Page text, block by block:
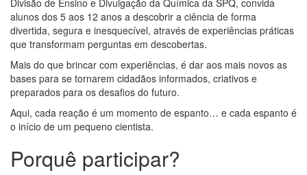
alunos dos 5 aos 12 anos a descobrir a ciência de forma
divertida, segura e inesquecível, através de experiências práticas
que transformam perguntas em descobertas.
Mais do que brincar com experiências, é dar aos mais novos as
bases para se tornarem cidadãos informados, criativos e
preparados para os desafios do futuro.
Aqui, cada reação é um momento de espanto… e cada espanto é
o início de um pequeno cientista.
Porquê participar?